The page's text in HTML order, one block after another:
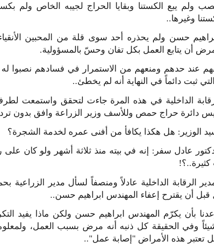
ولم يبع الكستنا وبقايا الحراج لجيبه الخاص ولم
وغيرها..
حسن ولم يحذره أحد سوى قلة من المحبين
أن يتابع العمل بكل تفان وحسّ بالمسؤولية.
عند حدهم ومنعهم من الاستمرار في فسادهم نصبوا له
التي ثبت دائماً في النهاية أنه لم يخطئ..
الداخلية في هذه المرة جاءت لتحقق واستمعت
دائرة حراج حمص وللأسف وزير الزراعة وافق بدون
الوزير: هل هكذا يكافأ من أفنى عمره لخدمة الشجرة؟
عادل سفر: إنه في بيته منذ ثلاثة أشهر ولو كان
كثيرة..؟!
الرقابة الداخلية عادلاً ومنصفاً لسأل مدير
قبل أن يقترح إعفاء المهندس ابراهيم حسن..
بأن يكرّم المهندس ابراهيم حسن ولكن ماذا يفيد
تعتبر هذه الأمراض "إصابة عمل"..